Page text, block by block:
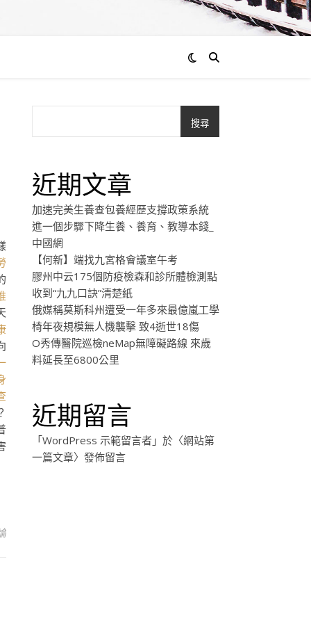
搜尋
近期文章
加速完美生養查包養經歷支撐政策系統
進一個步驟下降生養、養育、教導本錢_
中國網
【何新】端找九宮格會議室午考
膠州中云175個防疫檢森和診所體檢測點
收到“九九口訣”清楚紙
俄媒稱莫斯科州遭受一年多來最億嵐工學
椅年夜規模無人機襲擊 致4逝世18傷
O秀傳醫院巡檢neMap無障礙路線 來歲
料延長至6800公里
近期留言
「WordPress 示範留言者 」於〈網站第
一篇文章〉發佈留言